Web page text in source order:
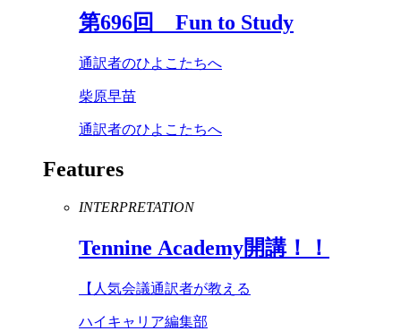
第696回 Fun to Study
通訳者のひよこたちへ
柴原早苗
通訳者のひよこたちへ
Features
INTERPRETATION
Tennine Academy開講！！
【人気会議通訳者が教える
ハイキャリア編集部